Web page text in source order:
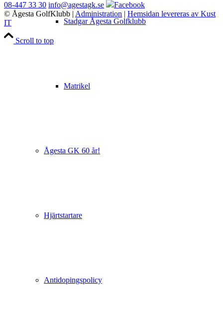
Stadgar Ågesta Golfklubb
Matrikel
Ågesta GK 60 år!
Hjärtstartare
Antidopingspolicy
08-447 33 30 info@agestagk.se
Facebook
© Ågesta GolfKlubb | Administration | Hemsidan levereras av Kust
IT
Scroll to top